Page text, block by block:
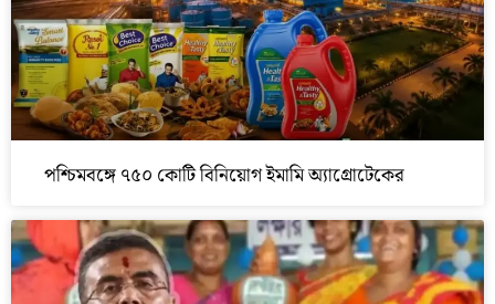
পশ্চিমবঙ্গে ৭৫০ কোটি বিনিয়োগ ইমামি অ্যাগ্রোটেকের